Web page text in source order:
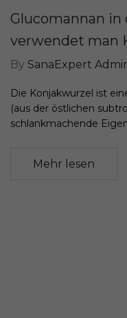
Glucomannan in
verwendet man
By SanaExpert
Die Konjakwurzel ist
(aus der östlichen
schlankmachende
Mehr lesen